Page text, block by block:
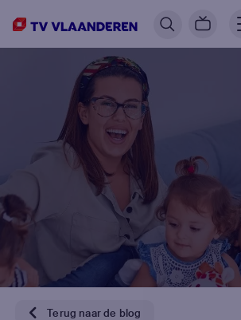
Terug naar de blog